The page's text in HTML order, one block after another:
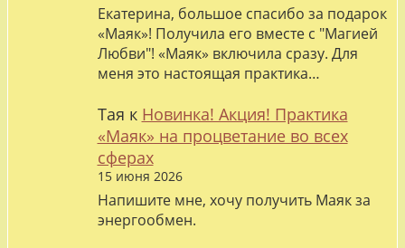
Екатерина, большое спасибо за подарок
«Маяк»! Получила его вместе с "Магией
Любви"! «Маяк» включила сразу. Для
меня это настоящая практика…
Тая к Новинка! Акция! Практика
«Маяк» на процветание во всех
сферах
15 июня 2026
Напишите мне, хочу получить Маяк за
энергообмен.